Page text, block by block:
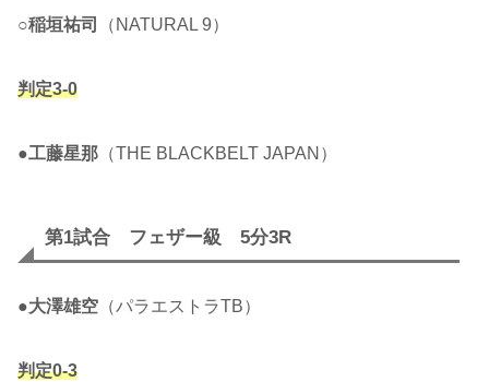
○稲垣祐司 （NATURAL 9）
判定3-0
●工藤星那 （THE BLACKBELT JAPAN）
第1試合 フェザー級 5分3R
●大澤雄空 （パラエストラTB）
判定0-3